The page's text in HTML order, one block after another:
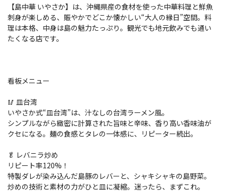
【島中華 いやさか】は、沖縄県産の食材を使った中華料理と鮮魚
刺身が楽しめる、賑やかでどこか懐かしい“大人の縁日”空間。料
理は本格、中身は島の魅力たっぷり。観光でも地元飲みでも通い
たくなる店です。
看板メニュー
🥢 皿台湾
いやさか式“皿台湾”は、汁なしの台湾ラーメン風。
シンプルながら緻密に計算された旨味と辛味、香り高い香味油が
クセになる。麺の食感とタレの一体感に、リピーター続出。
🥬 レバニラ炒め
リピート率120%！
特製ダレが染み込んだ島豚のレバーと、シャキシャキの島野菜。
炒めの技術と素材の力がひと皿に凝縮。迷ったら、まずこれ。